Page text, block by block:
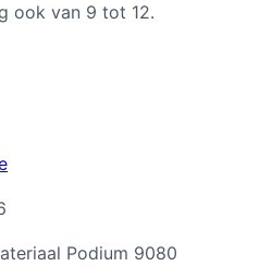
ook van 9 tot 12.
Podium 9080